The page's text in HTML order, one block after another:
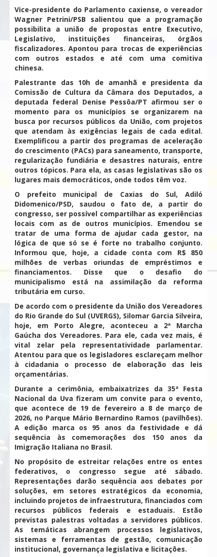
Vice-presidente do Parlamento caxiense, o vereador
Wagner Petrini/PSB salientou que a programação
possibilita a união de propostas entre Executivo,
Legislativo, instituições financeiras, órgãos
fiscalizadores. Apontou para trocas de experiências
com outros estados e até com uma comitiva
chinesa.
Palestrante das 10h de amanhã e presidenta da
Comissão de Cultura da Câmara dos Deputados, a
deputada federal Denise Pessôa/PT afirmou ser o
momento para os municípios se organizarem na
busca por recursos públicos da União, com projetos
que atendam às exigências legais de cada edital.
Exemplificou a partir dos programas de aceleração
do crescimento (PACs) para saneamento, transporte,
regularização fundiária e desastres naturais, entre
outros tópicos. Para ela, as casas legislativas são os
lugares mais democráticos, onde todos têm voz.
O prefeito municipal de Caxias do Sul, Adiló
Didomenico/PSD, saudou o fato de, a partir do
congresso, ser possível compartilhar as experiências
locais com as de outros municípios. Emendou se
tratar de uma forma de ajudar cada gestor, na
lógica de que só se é forte no trabalho conjunto.
Informou que, hoje, a cidade conta com R$ 850
milhões de verbas oriundas de empréstimos e
financiamentos. Disse que o desafio do
municipalismo está na assimilação da reforma
tributária em curso.
De acordo com o presidente da União dos Vereadores
do Rio Grande do Sul (UVERGS), Silomar Garcia Silveira,
hoje, em Porto Alegre, aconteceu a 2ª Marcha
Gaúcha dos Vereadores. Para ele, cada vez mais, é
vital zelar pela representatividade parlamentar.
Atentou para que os legisladores esclareçam melhor
à cidadania o processo de elaboração das leis
orçamentárias.
Durante a cerimônia, embaixatrizes da 35ª Festa
Nacional da Uva fizeram um convite para o evento,
que acontece de 19 de fevereiro a 8 de março de
2026, no Parque Mário Bernardino Ramos (pavilhões).
A edição marca os 95 anos da festividade e dá
sequência às comemorações dos 150 anos da
Imigração Italiana no Brasil.
No propósito de estreitar relações entre os entes
federativos, o congresso segue até sábado.
Representações darão sequência aos debates por
soluções, em setores estratégicos da economia,
incluindo projetos de infraestrutura, financiados com
recursos públicos federais e estaduais. Estão
previstas palestras voltadas a servidores públicos.
As temáticas abrangem processos legislativos,
sistemas e ferramentas de gestão, comunicação
institucional, governança legislativa e licitações.